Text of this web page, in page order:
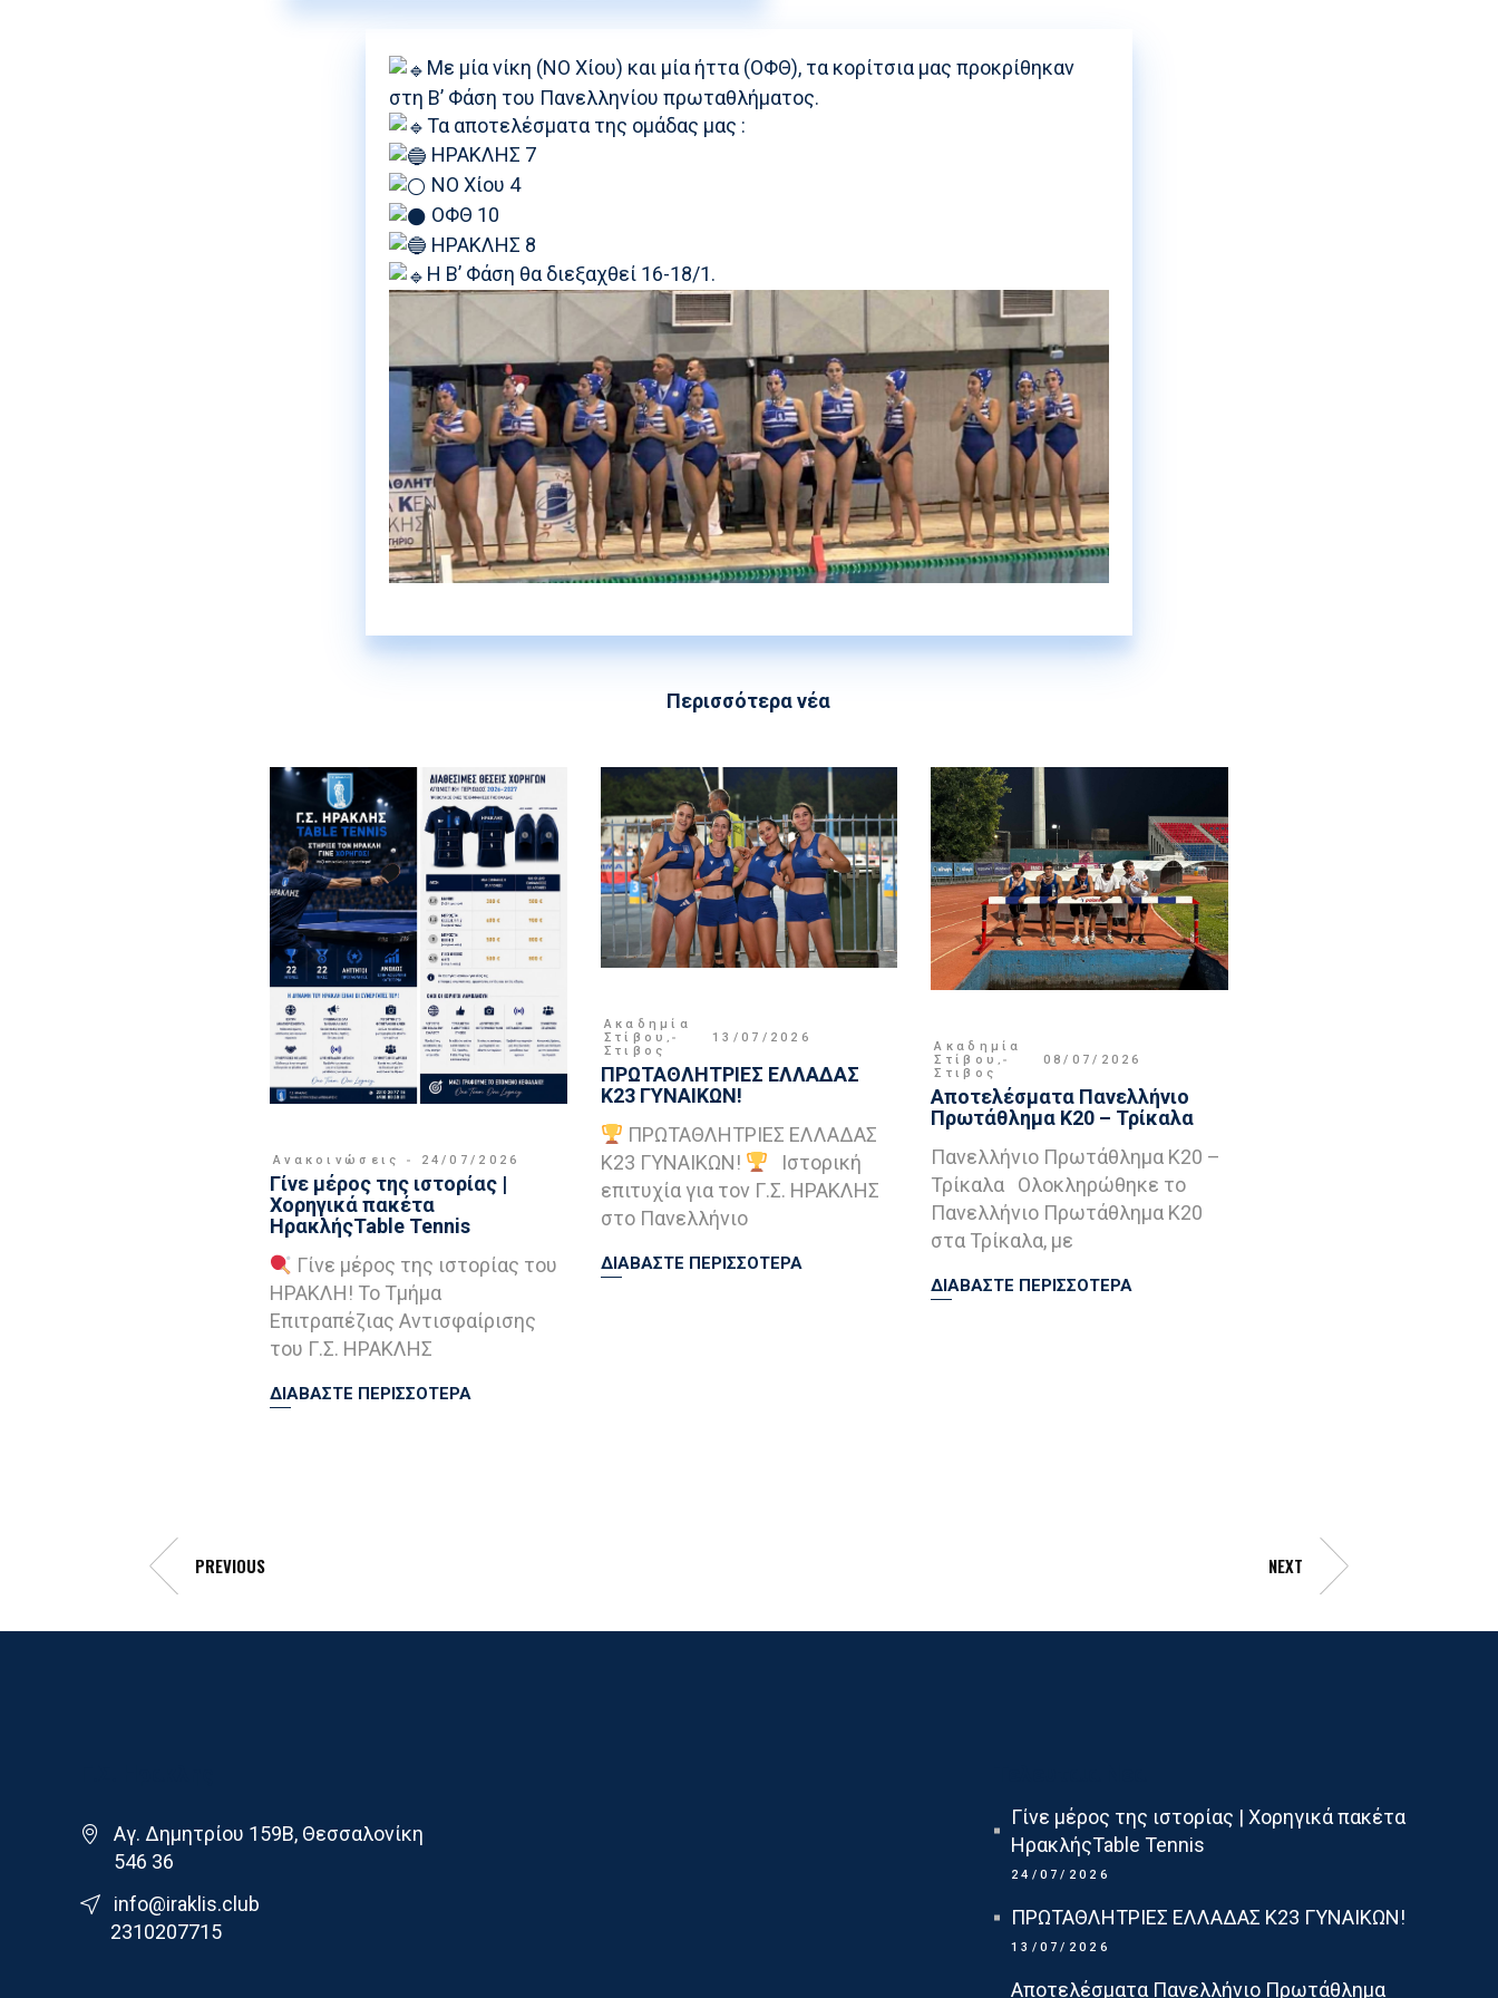
Κολύμβηση
Συγχρονισμένη Κολύμβηση
Πινγκ Πονγκ
Ποδηλασία
Ακαδημία Ξιφασκίας
Με μία νίκη (ΝΟ Χίου) και μία ήττα (ΟΦΘ), τα κορίτσια μας προκρίθηκαν
στη Β’ Φάση του Πανελληνίου πρωταθλήματος.
Τα αποτελέσματα της ομάδας μας :
ΗΡΑΚΛΗΣ 7
ΝΟ Χίου 4
ΟΦΘ 10
ΗΡΑΚΛΗΣ 8
Η Β’ Φάση θα διεξαχθεί 16-18/1.
Περισσότερα νέα
Ανακοινώσεις 24/07/2026
Γίνε μέρος της ιστορίας |
Χορηγικά πακέτα
ΗρακλήςTable Tennis
Γίνε μέρος της ιστορίας του
ΗΡΑΚΛΗ! Το Τμήμα
Επιτραπέζιας Αντισφαίρισης
του Γ.Σ. ΗΡΑΚΛΗΣ
ΔΙΑΒΑΣΤΕ ΠΕΡΙΣΣΟΤΕΡΑ
Ακαδημία
Στίβου ,
Στιβος
13/07/2026
ΠΡΩΤΑΘΛΗΤΡΙΕΣ ΕΛΛΑΔΑΣ
Κ23 ΓΥΝΑΙΚΩΝ!
ΠΡΩΤΑΘΛΗΤΡΙΕΣ ΕΛΛΑΔΑΣ
Κ23 ΓΥΝΑΙΚΩΝ!
Ιστορική
επιτυχία για τον Γ.Σ. ΗΡΑΚΛΗΣ
στο Πανελλήνιο
ΔΙΑΒΑΣΤΕ ΠΕΡΙΣΣΟΤΕΡΑ
Ακαδημία
Στίβου ,
Στιβος
08/07/2026
Αποτελέσματα Πανελλήνιο
Πρωτάθλημα Κ20 – Τρίκαλα
Πανελλήνιο Πρωτάθλημα Κ20 –
Τρίκαλα Ολοκληρώθηκε το
Πανελλήνιο Πρωτάθλημα Κ20
στα Τρίκαλα, με
ΔΙΑΒΑΣΤΕ ΠΕΡΙΣΣΟΤΕΡΑ
PREVIOUS NEXT
Αγ. Δημητρίου 159Β, Θεσσαλονίκη
546 36
info@iraklis.club
2310207715
Γίνε μέρος της ιστορίας | Χορηγικά πακέτα
ΗρακλήςTable Tennis
24/07/2026
ΠΡΩΤΑΘΛΗΤΡΙΕΣ ΕΛΛΑΔΑΣ Κ23 ΓΥΝΑΙΚΩΝ!
13/07/2026
Αποτελέσματα Πανελλήνιο Πρωτάθλημα